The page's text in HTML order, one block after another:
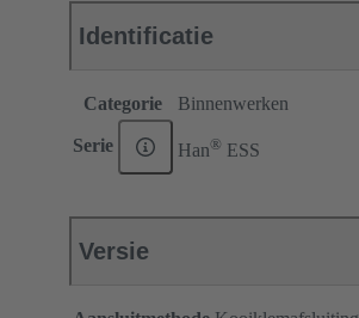
Identificatie
Categorie Binnenwerken
Serie Han® ESS
Versie